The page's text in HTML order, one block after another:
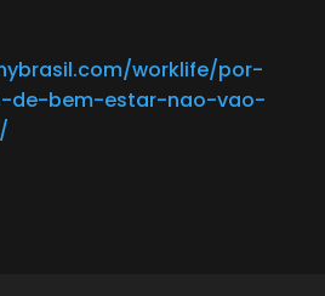
worklife/por-
de-bem-estar-nao-vao-